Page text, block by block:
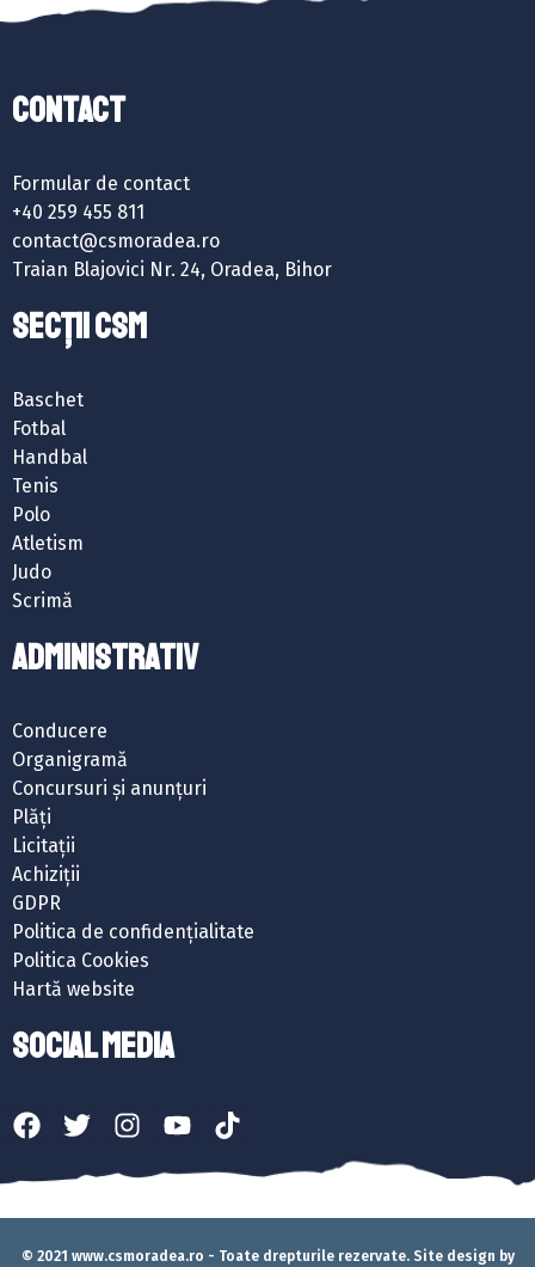
Contact
Formular de contact
+40 259 455 811
contact@csmoradea.ro
Traian Blajovici Nr. 24, Oradea, Bihor
SECȚII CSM
Baschet
Fotbal
Handbal
Tenis
Polo
Atletism
Judo
Scrimă
ADMINISTRATIV
Conducere
Organigramă
Concursuri și anunțuri
Plăți
Licitații
Achiziții
GDPR
Politica de confidențialitate
Politica Cookies
Hartă website
SOCIAL MEDIA
© 2021 www.csmoradea.ro - Toate drepturile rezervate. Site design by